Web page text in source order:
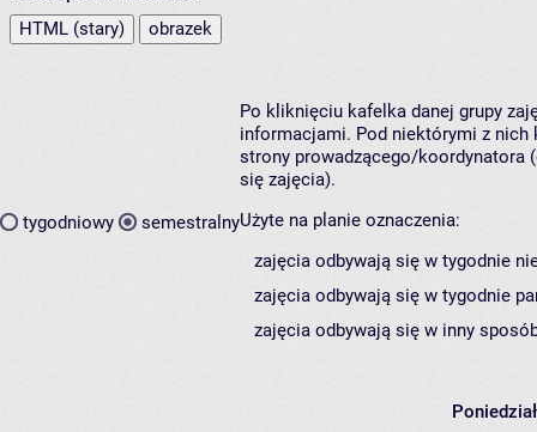
HTML (stary)
obrazek
tygodniowy semestralny
Po kliknięciu kafelka danej grupy
informacjami. Pod niektórymi z nich
strony prowadzącego/koordynatora
się zajęcia).
Użyte na planie oznaczenia:
zajęcia odbywają się w tygodnie
zajęcia odbywają się w tygodnie
zajęcia odbywają się w inny